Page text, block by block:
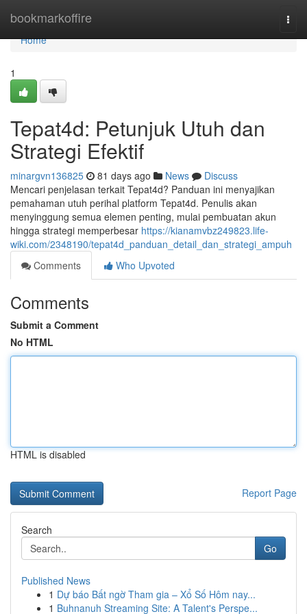
bookmarkoffire
Home
Home
1
Tepat4d: Petunjuk Utuh dan
Strategi Efektif
minargvn136825 81 days ago News
Discuss
Mencari penjelasan terkait Tepat4d? Panduan ini menyajikan
pemahaman utuh perihal platform Tepat4d. Penulis akan
menyinggung semua elemen penting, mulai pembuatan akun
hingga strategi memperbesar https://kianamvbz249823.life-
wiki.com/2348190/tepat4d_panduan_detail_dan_strategi_ampuh
Comments
Who Upvoted
Comments
Submit a Comment
No HTML
HTML is disabled
Report Page
Search
Go
Published News
1 Dự báo Bất ngờ Tham gia – Xổ Số Hôm nay...
1 Buhnanuh Streaming Site: A Talent's Perspe...